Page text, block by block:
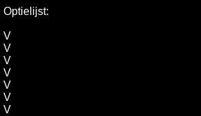
Optielijst:
V
V
V
V
V
V
V